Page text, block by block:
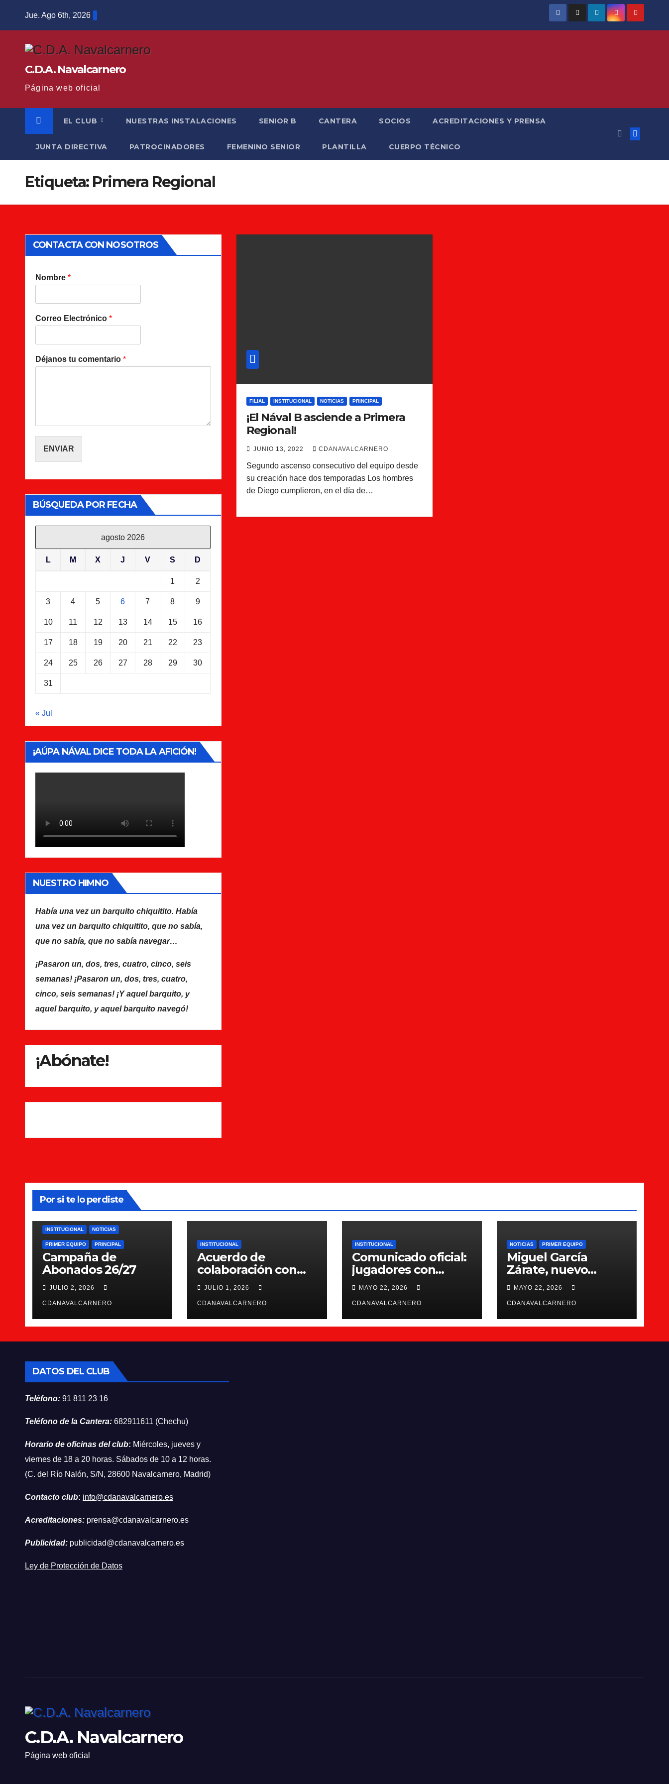
Jue. Ago 6th, 2026
C.D.A. Navalcarnero
Página web oficial
EL CLUB NUESTRAS INSTALACIONES SENIOR B CANTERA SOCIOS ACREDITACIONES Y PRENSA
JUNTA DIRECTIVA PATROCINADORES FEMENINO SENIOR PLANTILLA CUERPO TÉCNICO
Etiqueta: Primera Regional
CONTACTA CON NOSOTROS
Nombre *
Correo Electrónico *
Déjanos tu comentario *
ENVIAR
BÚSQUEDA POR FECHA
agosto 2026
L M X J V S D
1 2
3 4 5 6 7 8 9
10 11 12 13 14 15 16
17 18 19 20 21 22 23
24 25 26 27 28 29 30
31
« Jul
¡AÚPA NÁVAL DICE TODA LA AFICIÓN!
NUESTRO HIMNO
Había una vez un barquito chiquitito. Había
una vez un barquito chiquitito, que no sabía,
que no sabía, que no sabía navegar…
¡Pasaron un, dos, tres, cuatro, cinco, seis
semanas! ¡Pasaron un, dos, tres, cuatro,
cinco, seis semanas! ¡Y aquel barquito, y
aquel barquito, y aquel barquito navegó!
¡Abónate!
FILIAL INSTITUCIONAL NOTICIAS PRINCIPAL
¡El Nával B asciende a Primera
Regional!
JUNIO 13, 2022 CDANAVALCARNERO
Segundo ascenso consecutivo del equipo desde
su creación hace dos temporadas Los hombres
de Diego cumplieron, en el día de…
Por si te lo perdiste
INSTITUCIONAL NOTICIAS
PRIMER EQUIPO PRINCIPAL
Campaña de
Abonados 26/27
JULIO 2, 2026
CDANAVALCARNERO
INSTITUCIONAL
Acuerdo de
colaboración con
Scientiffic Nutrition
JULIO 1, 2026
CDANAVALCARNERO
INSTITUCIONAL
Comunicado oficial:
jugadores con
contrato para la
26/27
MAYO 22, 2026
CDANAVALCARNERO
NOTICIAS PRIMER EQUIPO
Miguel García
Zárate, nuevo
entrenador del CDA
Navalcarnero
MAYO 22, 2026
CDANAVALCARNERO
DATOS DEL CLUB
Teléfono: 91 811 23 16
Teléfono de la Cantera: 682911611 (Chechu)
Horario de oficinas del club: Miércoles, jueves y
viernes de 18 a 20 horas. Sábados de 10 a 12 horas.
(C. del Río Nalón, S/N, 28600 Navalcarnero, Madrid)
Contacto club: info@cdanavalcarnero.es
Acreditaciones: prensa@cdanavalcarnero.es
Publicidad: publicidad@cdanavalcarnero.es
Ley de Protección de Datos
C.D.A. Navalcarnero
Página web oficial